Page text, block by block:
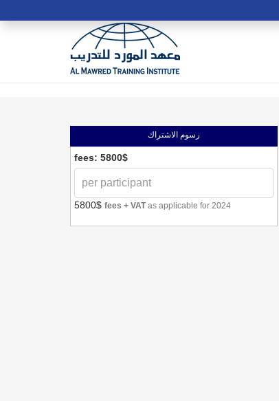
رسوم الاشتراك
fees: 5800$
5800$ fees + VATas applicable for 2024